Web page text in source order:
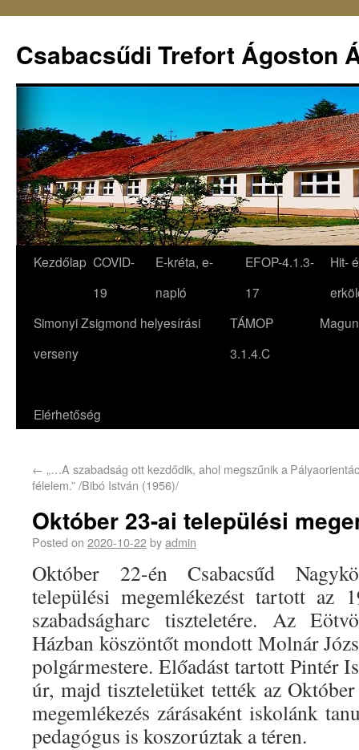
Csabacsűdi Trefort Ágoston
Kezdőlap COVID-
19
E-kréta, e-
napló
EFOP-4.1.3-
17
Hit-
Simonyi Zsigmond helyesírási
verseny
TÁMOP
3.1.4.C
Elérhetőség
← „…A szabadság ott kezdődik, ahol megszűnik a
félelem.” /Bibó István (1956)/
Október 23-ai települési
Posted on 2020-10-22byadmin
Október 22-én Csabacsűd
települési megemlékezést tartott az
szabadságharc tiszteletére. Az
Házban köszöntőt mondott Molnár
polgármestere. Előadást tartott Pintér
úr, majd tiszteletüket tették az
megemlékezés zárásaként iskolánk
pedagógus is koszorúztak a téren.